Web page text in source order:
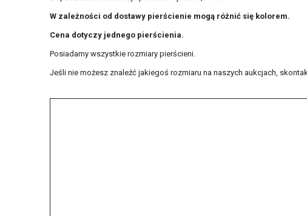
W zależności od dostawy pierścienie mogą różnić się kolorem.
Cena dotyczy jednego pierścienia.
Posiadamy wszystkie rozmiary pierścieni.
Jeśli nie możesz znaleźć jakiegoś rozmiaru na naszych aukcjach,